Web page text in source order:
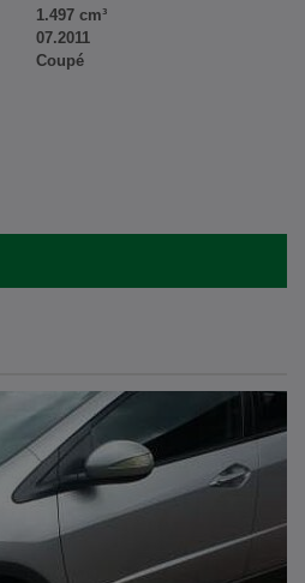
1.497 cm³
07.2011
Coupé